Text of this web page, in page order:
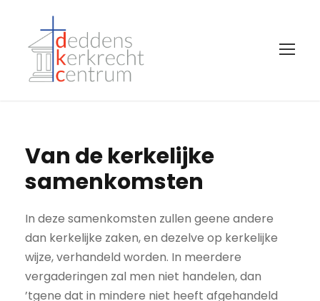
Van de kerkelijke
samenkomsten
In deze samenkomsten zullen geene andere
dan kerkelijke zaken, en dezelve op kerkelijke
wijze, verhandeld worden. In meerdere
vergaderingen zal men niet handelen, dan
’tgene dat in mindere niet heeft afgehandeld